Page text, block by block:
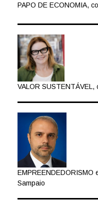
PAPO DE ECONOMIA,
VALOR SUSTENTÁVEL,
Sampaio